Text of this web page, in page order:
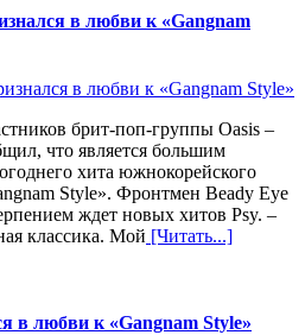
в любви к «Gangnam
брит-поп-группы Oasis –
что является большим
хита южнокорейского
Style». Фронтмен Beady Eye
ждет новых хитов Psy. –
классика. Мой [Читать...]
в любви к «Gangnam Style»